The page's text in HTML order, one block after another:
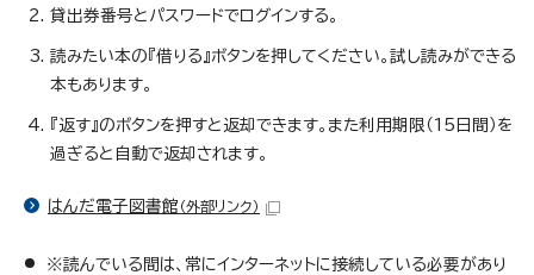
貸出券番号とパスワードでログインする。
読みたい本の『借りる』ボタンを押してください。試し読みができる
本もあります。
『返す』のボタンを押すと返却できます。また利用期限（15日間）を
過ぎると自動で返却されます。
はんだ電子図書館 （外部リンク）
※読んでいる間は、常にインターネットに接続している必要があり